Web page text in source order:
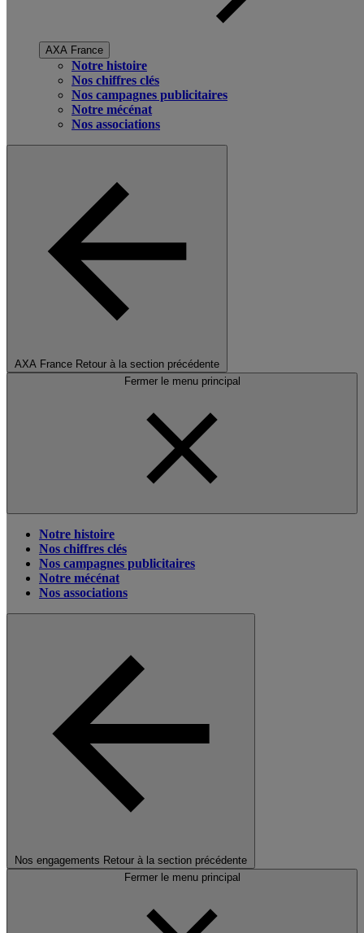
AXA France
Notre histoire
Nos chiffres clés
Nos campagnes publicitaires
Notre mécénat
Nos associations
AXA France Retour à la section précédente
Fermer le menu principal
Notre histoire
Nos chiffres clés
Nos campagnes publicitaires
Notre mécénat
Nos associations
Nos engagements Retour à la section précédente
Fermer le menu principal